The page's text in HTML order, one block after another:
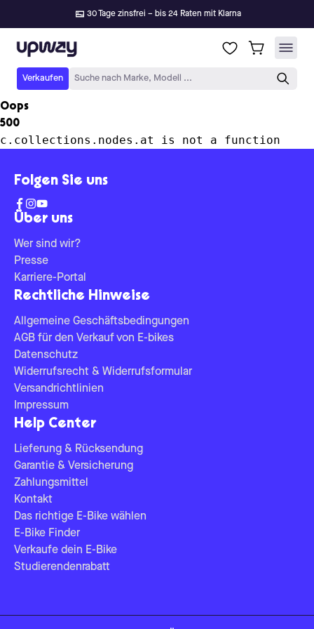
30 Tage zinsfrei – bis 24 Raten mit Klarna
Upway
Verkaufen Suche nach Marke, Modell ...
Oops
500
c.collections.nodes.at is not a function
Über uns
Wer sind wir?
Presse
Karriere-Portal
Rechtliche Hinweise
Allgemeine Geschäftsbedingungen
AGB für den Verkauf von E-bikes
Datenschutz
Widerrufsrecht & Widerrufsformular
Versandrichtlinien
Impressum
Help Center
Lieferung & Rücksendung
Garantie & Versicherung
Zahlungsmittel
Kontakt
Das richtige E-Bike wählen
E-Bike Finder
Verkaufe dein E-Bike
Studierendenrabatt
Folgen Sie uns